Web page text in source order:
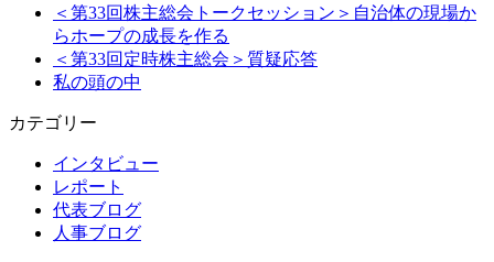
＜第33回株主総会トークセッション＞自治体の現場か
らホープの成長を作る
＜第33回定時株主総会＞質疑応答
私の頭の中
カテゴリー
インタビュー
レポート
代表ブログ
人事ブログ